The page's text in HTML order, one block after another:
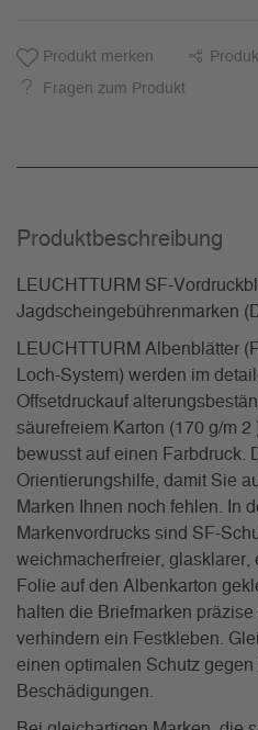
Produkt merken
Fragen zum Produkt
Produkt­beschreibung
LEUCHTTURM SF-
Jagdscheingebührenmarken
LEUCHTTURM Albenblätter
Loch-System) werden im
Offsetdruckauf
säurefreiem Karton (170 g/m
bewusst auf einen Farbdruck.
Orientierungshilfe, damit Sie
Marken Ihnen noch fehlen. In
Markenvordrucks sind SF-
weichmacherfreier, glasklarer,
Folie auf den Albenkarton
halten die Briefmarken
verhindern ein Festkleben.
einen optimalen Schutz gegen
Beschädigungen.